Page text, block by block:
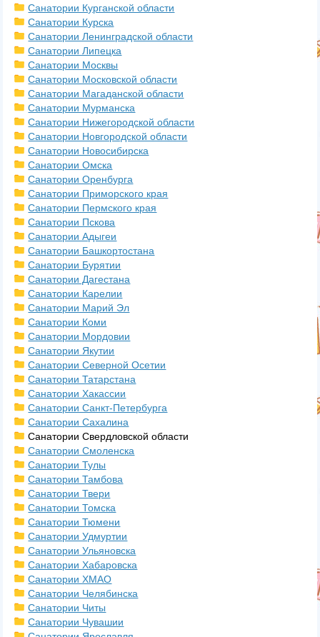
Санатории Курганской области
Санатории Курска
Санатории Ленинградской области
Санатории Липецка
Санатории Москвы
Санатории Московской области
Санатории Магаданской области
Санатории Мурманска
Санатории Нижегородской области
Санатории Новгородской области
Санатории Новосибирска
Санатории Омска
Санатории Оренбурга
Санатории Приморского края
Санатории Пермского края
Санатории Пскова
Санатории Адыгеи
Санатории Башкортостана
Санатории Бурятии
Санатории Дагестана
Санатории Карелии
Санатории Марий Эл
Санатории Коми
Санатории Мордовии
Санатории Якутии
Санатории Северной Осетии
Санатории Татарстана
Санатории Хакассии
Санатории Санкт-Петербурга
Санатории Сахалина
Санатории Свердловской области
Санатории Смоленска
Санатории Тулы
Санатории Тамбова
Санатории Твери
Санатории Томска
Санатории Тюмени
Санатории Удмуртии
Санатории Ульяновска
Санатории Хабаровска
Санатории ХМАО
Санатории Челябинска
Санатории Читы
Санатории Чувашии